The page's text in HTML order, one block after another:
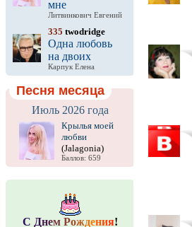
мне
Литвинкович Евгений
335 twodridge
Одна любовь
на двоих
Карпук Елена
Песня месяца
Июль 2026 года
Крылья моей
любви
(Jalagonia)
Баллов: 659
С Днем Рождения!